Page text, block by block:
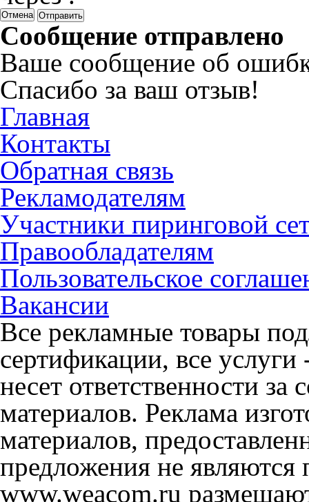
Отмена
Сообщение отправлено
Ваше сообщение об
Спасибо за ваш отзыв!
Главная
Контакты
Обратная связь
Рекламодателям
Участники пиринговой
Правообладателям
Пользовательское
Вакансии
Все рекламные товары
сертификации, все
несет ответственности
материалов. Реклама
материалов,
предложения не
www.weacom.ru